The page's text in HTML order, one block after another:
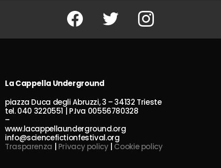
Facebook Twitter Instagram
La Cappella Underground
piazza Duca degli Abruzzi, 3 – 34132 Trieste
tel. 040 3220551 | P.Iva 00556780328
–
www.lacappellaunderground.org
info@sciencefictionfestival.org
Trasparenza
Privacy policy| Cookie policy